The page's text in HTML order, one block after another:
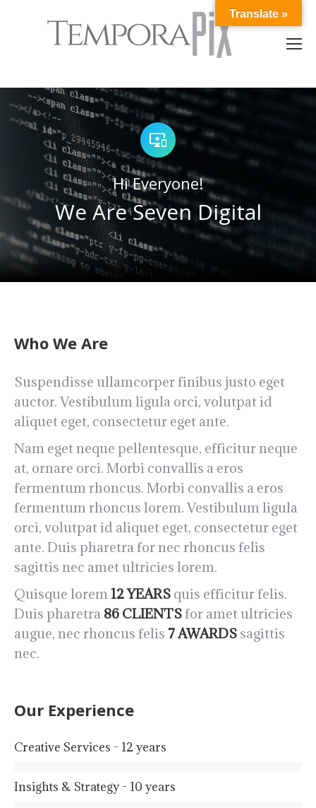
Hi Everyone!
We Are Seven Digital
Who We Are
Suspendisse ullamcorper finibus justo eget
auctor. Vestibulum ligula orci, volutpat id
aliquet eget, consectetur eget ante.
Nam eget neque pellentesque, efficitur neque
at, ornare orci. Morbi convallis a eros
fermentum rhoncus. Morbi convallis a eros
fermentum rhoncus lorem. Vestibulum ligula
orci, volutpat id aliquet eget, consectetur eget
ante. Duis pharetra for nec rhoncus felis
sagittis nec amet ultricies lorem.
Quisque lorem12 YEARS quis efficitur felis.
Duis pharetra 86 CLIENTSfor amet ultricies
augue, nec rhoncus felis 7 AWARDS sagittis
nec.
Our Experience
Creative Services - 12 years
Insights & Strategy - 10 years
Translate »